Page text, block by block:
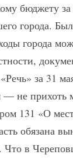
бюджету
города.
города
за 31
не прихоть
131 «О
обязана
в